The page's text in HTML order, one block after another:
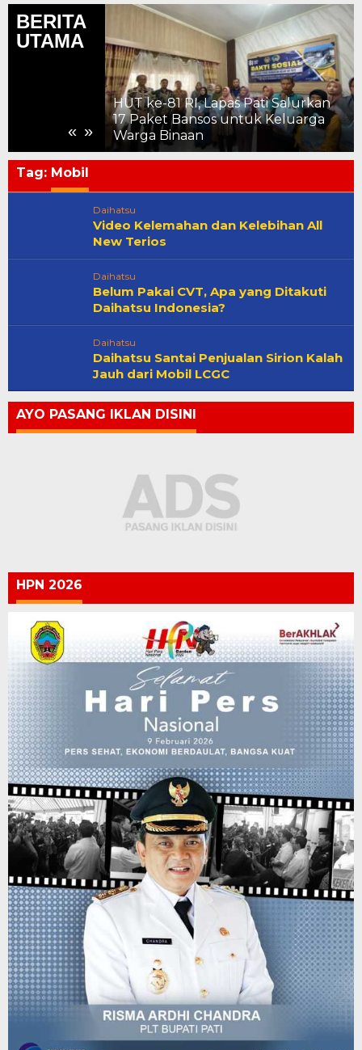
BERITA
UTAMA
« »
Ripah
HUT ke-81 RI, Lapas Pati Salurkan
17 Paket Bansos untuk Keluarga
Warga Binaan
Tag: Mobil
Daihatsu
Video Kelemahan dan Kelebihan All
New Terios
Daihatsu
Belum Pakai CVT, Apa yang Ditakuti
Daihatsu Indonesia?
Daihatsu
Daihatsu Santai Penjualan Sirion Kalah
Jauh dari Mobil LCGC
AYO PASANG IKLAN DISINI
HPN 2026